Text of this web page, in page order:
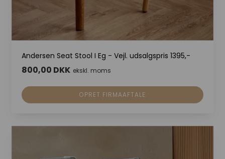
Andersen Seat Stool I Eg - Vejl. udsalgspris 1395,-
800,00 DKK ekskl. moms
OPRET FIRMAAFTALE